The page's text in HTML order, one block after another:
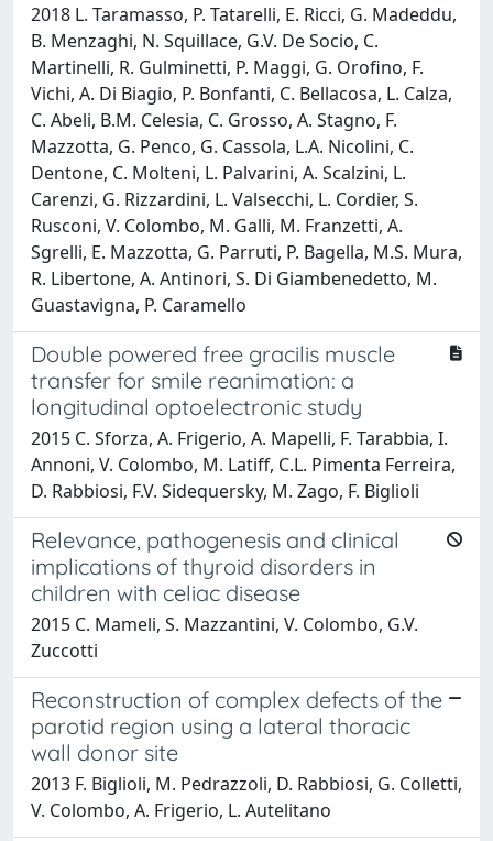
2018 L. Taramasso, P. Tatarelli, E. Ricci, G. Madeddu,
B. Menzaghi, N. Squillace, G.V. De Socio, C.
Martinelli, R. Gulminetti, P. Maggi, G. Orofino, F.
Vichi, A. Di Biagio, P. Bonfanti, C. Bellacosa, L. Calza,
C. Abeli, B.M. Celesia, C. Grosso, A. Stagno, F.
Mazzotta, G. Penco, G. Cassola, L.A. Nicolini, C.
Dentone, C. Molteni, L. Palvarini, A. Scalzini, L.
Carenzi, G. Rizzardini, L. Valsecchi, L. Cordier, S.
Rusconi, V. Colombo, M. Galli, M. Franzetti, A.
Sgrelli, E. Mazzotta, G. Parruti, P. Bagella, M.S. Mura,
R. Libertone, A. Antinori, S. Di Giambenedetto, M.
Guastavigna, P. Caramello
Double powered free gracilis muscle
transfer for smile reanimation: a
longitudinal optoelectronic study
2015 C. Sforza, A. Frigerio, A. Mapelli, F. Tarabbia, I.
Annoni, V. Colombo, M. Latiff, C.L. Pimenta Ferreira,
D. Rabbiosi, F.V. Sidequersky, M. Zago, F. Biglioli
Relevance, pathogenesis and clinical
implications of thyroid disorders in
children with celiac disease
2015 C. Mameli, S. Mazzantini, V. Colombo, G.V.
Zuccotti
Reconstruction of complex defects of the
parotid region using a lateral thoracic
wall donor site
2013 F. Biglioli, M. Pedrazzoli, D. Rabbiosi, G. Colletti,
V. Colombo, A. Frigerio, L. Autelitano